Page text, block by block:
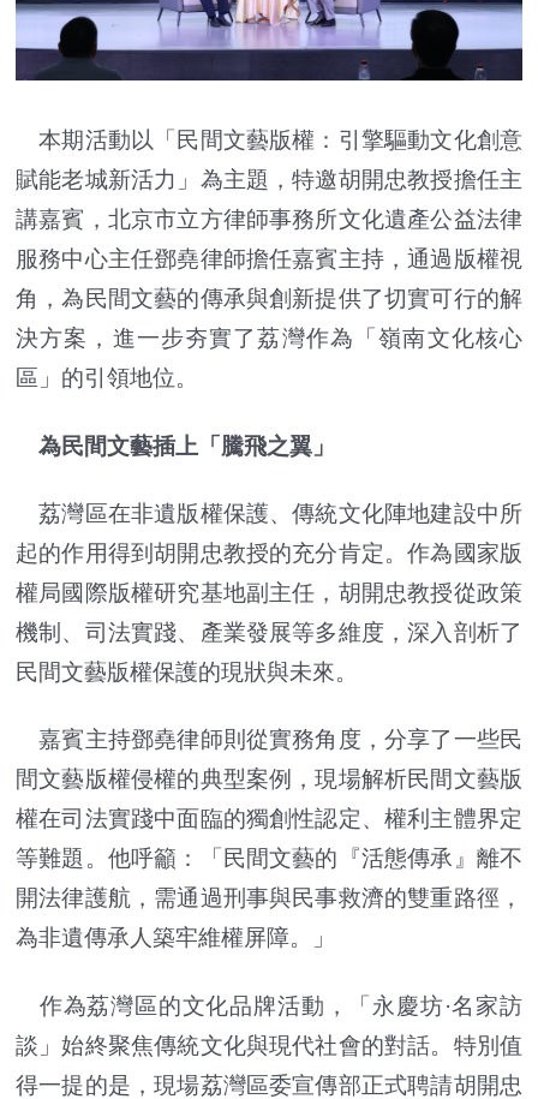
本期活動以「民間文藝版權：引擎驅動文化創意
賦能老城新活力」為主題，特邀胡開忠教授擔任主
講嘉賓，北京市立方律師事務所文化遺產公益法律
服務中心主任鄧堯律師擔任嘉賓主持，通過版權視
角，為民間文藝的傳承與創新提供了切實可行的解
決方案，進一步夯實了荔灣作為「嶺南文化核心
區」的引領地位。
為民間文藝插上「騰飛之翼」
荔灣區在非遺版權保護、傳統文化陣地建設中所
起的作用得到胡開忠教授的充分肯定。作為國家版
權局國際版權研究基地副主任，胡開忠教授從政策
機制、司法實踐、產業發展等多維度，深入剖析了
民間文藝版權保護的現狀與未來。
嘉賓主持鄧堯律師則從實務角度，分享了一些民
間文藝版權侵權的典型案例，現場解析民間文藝版
權在司法實踐中面臨的獨創性認定、權利主體界定
等難題。他呼籲：「民間文藝的『活態傳承』離不
開法律護航，需通過刑事與民事救濟的雙重路徑，
為非遺傳承人築牢維權屏障。」
作為荔灣區的文化品牌活動，「永慶坊·名家訪
談」始終聚焦傳統文化與現代社會的對話。特別值
得一提的是，現場荔灣區委宣傳部正式聘請胡開忠